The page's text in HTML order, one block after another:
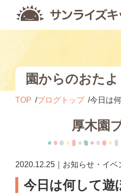
園からのおたよ
TOP ブログトップ 今日は
厚木園
2020.12.25｜お知らせ・イベ
今日は何して遊